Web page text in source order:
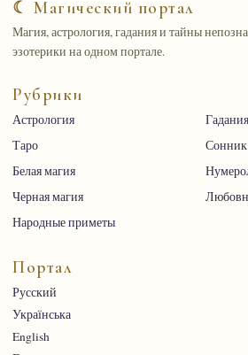
☾ Магический портал
Магия, астрология, гадания и тайны
эзотерики на одном портале.
Рубрики
Астрология
Гадания
Таро
Сонник
Белая магия
Черная магия
Народные приметы
Портал
Русский
Українська
English